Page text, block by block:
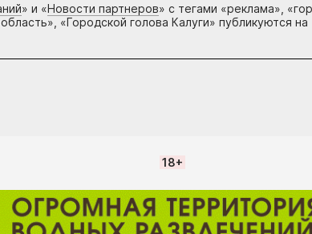
» и «Новости партнеров» с тегами «реклама»,
«Городской голова Калуги» публикуются на
18+